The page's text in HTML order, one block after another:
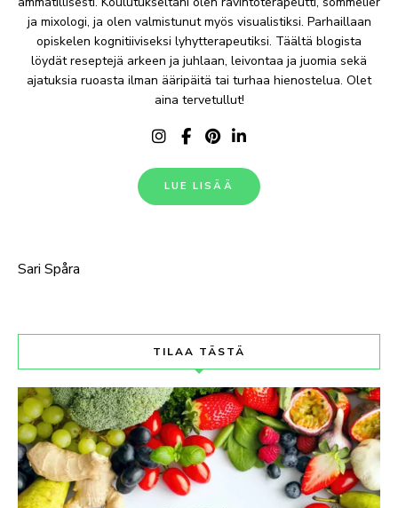
ja mixologi, ja olen valmistunut myös visualistiksi. Parhaillaan
opiskelen kognitiiviseksi lyhytterapeutiksi. Täältä blogista
löydät reseptejä arkeen ja juhlaan, leivontaa ja juomia sekä
ajatuksia ruoasta ilman ääripäitä tai turhaa hienostelua. Olet
aina tervetullut!
LUE LISÄÄ
Sari Spåra
TILAA TÄSTÄ